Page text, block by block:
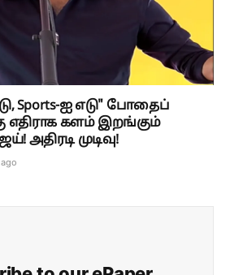
Sports-ஐ எடு" போதைப்
எதிராக களம் இறங்கும்
அதிரடி முடிவு!